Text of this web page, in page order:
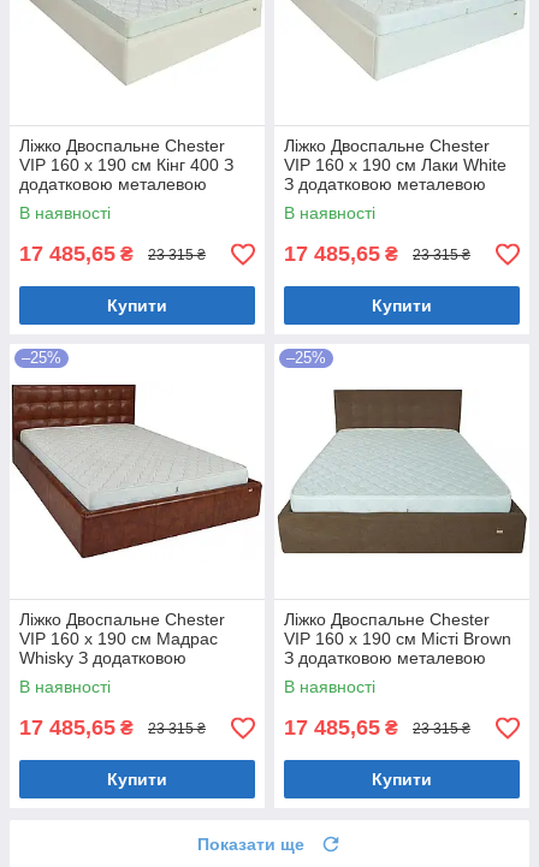
Ліжко Двоспальне Chester
VIP 160 х 190 см Кінг 400 З
додатковою металевою
цільнозварною рамою C1
Білий
В наявності
17 485,65 ₴ 23 315 ₴
Купити
Ліжко Двоспальне Chester
VIP 160 х 190 см Лаки White
З додатковою металевою
цільнозварною рамою Білий
В наявності
17 485,65 ₴ 23 315 ₴
Купити
–25%
Ліжко Двоспальне Chester
VIP 160 х 190 см Мадрас
Whisky З додатковою
металевою цільнозварною
рамою Коричневий
В наявності
17 485,65 ₴ 23 315 ₴
Купити
–25%
Ліжко Двоспальне Chester
VIP 160 х 190 см Місті Brown
З додатковою металевою
цільнозварною рамою
Коричневий
В наявності
17 485,65 ₴ 23 315 ₴
Купити
Показати ще